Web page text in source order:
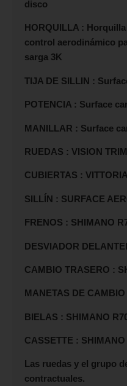
disco
HORQUILLA :
control aerodinámico
sarga 3K
TIJA DE SILLIN :
POTENCIA : Surface
MANILLAR : Surface
RUEDAS : VISION
CUBIERTAS :
SILLÍN : SURFACE
FRENOS : SHIMANO
DESVIADOR
CAMBIO TRASERO :
MANETAS DE
BIELAS : SHIMANO
CASSETTE : SHIMANO
Las ruedas y el grupo
contractuales.